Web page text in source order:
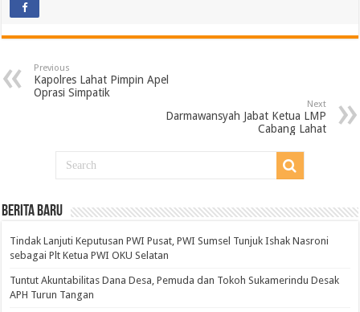
Previous
Kapolres Lahat Pimpin Apel
Oprasi Simpatik
Next
Darmawansyah Jabat Ketua LMP
Cabang Lahat
BERITA BARU
Tindak Lanjuti Keputusan PWI Pusat, PWI Sumsel Tunjuk Ishak Nasroni
sebagai Plt Ketua PWI OKU Selatan
Tuntut Akuntabilitas Dana Desa, Pemuda dan Tokoh Sukamerindu Desak
APH Turun Tangan